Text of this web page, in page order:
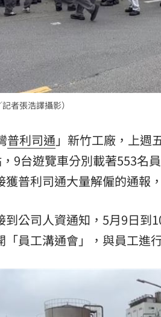
者張浩譯攝影）
普利司通 」新竹工廠，上週
9台遊覽車分別載著553名
普利司通大量解僱的通報
公司人資通知，5月9日到
員工溝通會」，與員工進